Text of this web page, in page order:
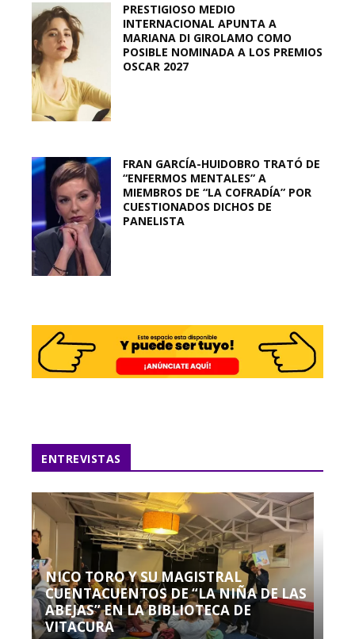
PRESTIGIOSO MEDIO
INTERNACIONAL APUNTA A
MARIANA DI GIROLAMO COMO
POSIBLE NOMINADA A LOS PREMIOS
OSCAR 2027
FRAN GARCÍA-HUIDOBRO TRATÓ DE
“ENFERMOS MENTALES” A
MIEMBROS DE “LA COFRADÍA” POR
CUESTIONADOS DICHOS DE
PANELISTA
ENTREVISTAS
NICO TORO Y SU MAGISTRAL
CUENTACUENTOS DE “LA NIÑA DE LAS
ABEJAS” EN LA BIBLIOTECA DE
VITACURA